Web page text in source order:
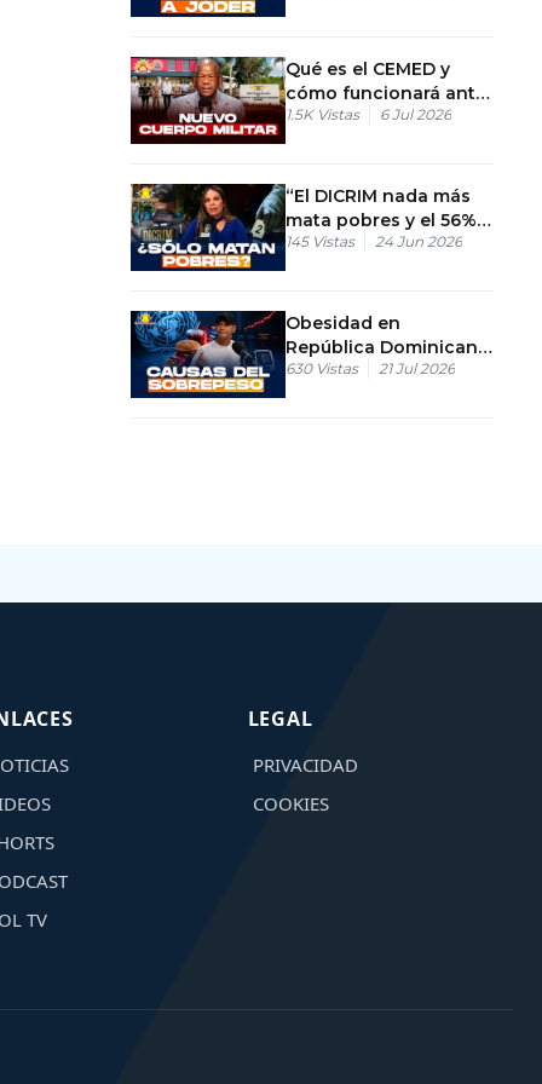
Qué es el CEMED y
cómo funcionará ante
desastres en RD
1.5K Vistas 6 Jul 2026
“El DICRIM nada más
mata pobres y el 56%
vive sin ley” : Dos
145 Vistas 24 Jun 2026
Obesidad en
República Dominicana:
causas y
630 Vistas 21 Jul 2026
TV
LEGAL
PRIVACIDAD
COOKIES